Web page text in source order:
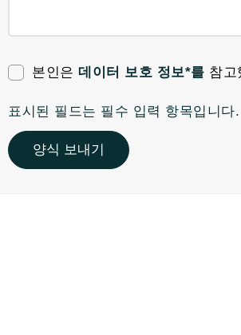
본인은 데이터 보호 정보*를 참고
표시된 필드는 필수 입력 항목입니다.
양식 보내기